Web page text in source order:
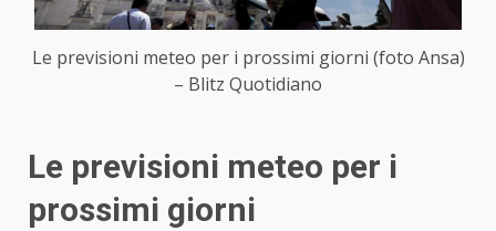
Le previsioni meteo per i prossimi giorni (foto Ansa)
– Blitz Quotidiano
Le previsioni meteo per i
prossimi giorni